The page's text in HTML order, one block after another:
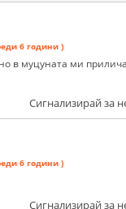
6 години )
в муцуната ми
Сигнализирай за
6 години )
Сигнализирай за